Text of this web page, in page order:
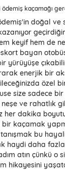
kaçamağı
doğal ve
keyif hem de
bayan
yürüyüşe
enerjik bir
özel
size sadece
ve rahatlık
her dakika
bir kaçamak
bu
haydi daha
atın çünkü o
hikayesini